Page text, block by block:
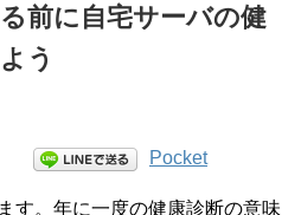
前に自宅サーバの健
う
Pocket
す。年に一度の健康診断の意味